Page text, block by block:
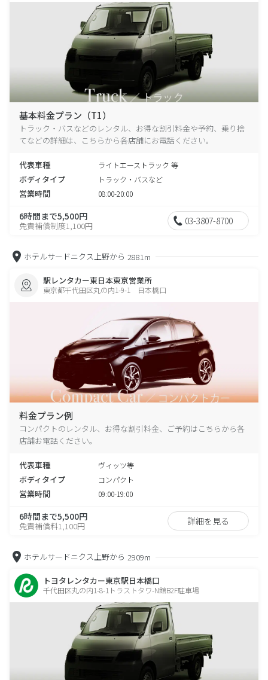
基本料金プラン（T1）
トラック・バスなどのレンタル、お得な割引料金や予約、乗り捨
てなどの詳細は、こちらから各店舗にお電話ください。
代表車種 ライトエーストラック 等
ボディタイプ トラック・バスなど
営業時間 08:00-20:00
6時間まで5,500円
免責補償制度1,100円 03-3807-8700
ホテルサードニクス上野から 2881m
駅レンタカー東日本東京営業所
東京都千代田区丸の内1-9-1 日本橋口
料金プラン例
コンパクトのレンタル、お得な割引料金、ご予約はこちらから各
店舗お電話ください。
代表車種 ヴィッツ等
ボディタイプ コンパクト
営業時間 09:00-19:00
6時間まで5,500円
免責補償料1,100円 詳細を見る
ホテルサードニクス上野から 2909m
トヨタレンタカー東京駅日本橋口
千代田区丸の内1-8-1トラストタワ-N館B2F駐車場